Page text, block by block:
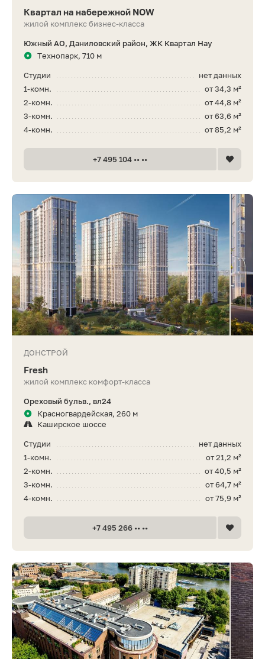
Квартал на набережной NOW
жилой комплекс бизнес-класса
Южный АО, Даниловский район, ЖК Квартал Нау
Технопарк, 710 м
нет данных
Студии
от 34,3 м²
1-комн.
от 44,8 м²
2-комн.
от 63,6 м²
3-комн.
от 85,2 м²
4-комн.
+7 495 104 •• ••
ДОНСТРОЙ
Fresh
жилой комплекс комфорт-класса
Ореховый бульв., вл24
Красногвардейская, 260 м
Каширское шоссе
нет данных
Студии
от 21,2 м²
1-комн.
от 40,5 м²
2-комн.
от 64,7 м²
3-комн.
от 75,9 м²
4-комн.
+7 495 266 •• ••